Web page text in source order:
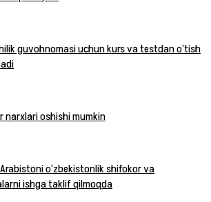
guvohnomasi uchun kurs va testdan o‘tish
narxlari oshishi mumkin
o‘zbekistonlik shifokor va
ishga taklif qilmoqda